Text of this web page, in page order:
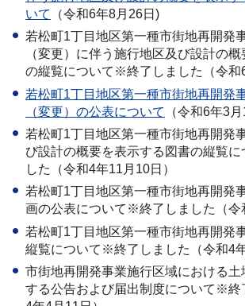
いて
（令和6年8月26日)
若松町1丁目地区第一種市街地再開発
（変更）に伴う施行地区及び設計の
の縦覧について※終了しました（令和
若松町1丁目地区第一種市街地再開発
（変更）の公表について
（令和6年3月
若松町1丁目地区第一種市街地再開発
び設計の概要を表示する図書の縦覧
した（令和4年11月10日）
若松町1丁目地区第一種市街地再開発
画の公表について※終了しました（令
若松町1丁目地区第一種市街地再開発
縦覧について※終了しました（令和4
市街地再開発事業施行区域における土
する公告および届出制度について※終